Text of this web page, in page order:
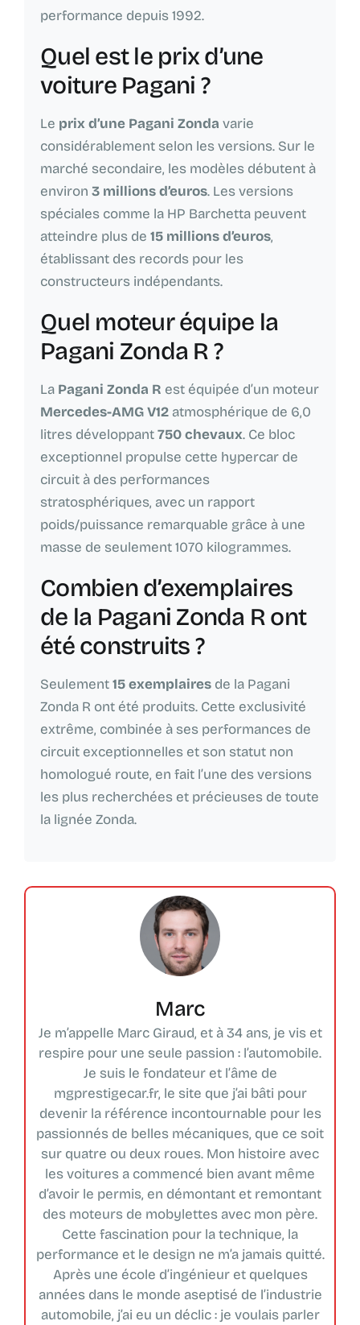
performance depuis 1992.
Quel est le prix d’une
voiture Pagani ?
Le prix d’une Pagani Zonda varie
considérablement selon les versions. Sur le
marché secondaire, les modèles débutent à
environ 3 millions d’euros. Les versions
spéciales comme la HP Barchetta peuvent
atteindre plus de 15 millions d’euros,
établissant des records pour les
constructeurs indépendants.
Quel moteur équipe la
Pagani Zonda R ?
La Pagani Zonda R est équipée d’un moteur
Mercedes-AMG V12 atmosphérique de 6,0
litres développant750 chevaux. Ce bloc
exceptionnel propulse cette hypercar de
circuit à des performances
stratosphériques, avec un rapport
poids/puissance remarquable grâce à une
masse de seulement 1070 kilogrammes.
Combien d’exemplaires
de la Pagani Zonda R ont
été construits ?
Seulement15 exemplaires de la Pagani
Zonda R ont été produits. Cette exclusivité
extrême, combinée à ses performances de
circuit exceptionnelles et son statut non
homologué route, en fait l’une des versions
les plus recherchées et précieuses de toute
la lignée Zonda.
Marc
Je m’appelle Marc Giraud, et à 34 ans, je vis et
respire pour une seule passion : l’automobile.
Je suis le fondateur et l’âme de
mgprestigecar.fr, le site que j’ai bâti pour
devenir la référence incontournable pour les
passionnés de belles mécaniques, que ce soit
sur quatre ou deux roues. Mon histoire avec
les voitures a commencé bien avant même
d’avoir le permis, en démontant et remontant
des moteurs de mobylettes avec mon père.
Cette fascination pour la technique, la
performance et le design ne m’a jamais quitté.
Après une école d’ingénieur et quelques
années dans le monde aseptisé de l’industrie
automobile, j’ai eu un déclic : je voulais parler